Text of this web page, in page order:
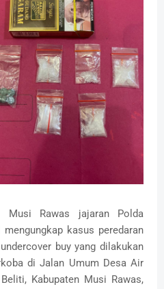
Musi Rawas jajaran Polda
kasus peredaran
buy yang dilakukan
di Jalan Umum Desa Air
Kabupaten Musi Rawas,